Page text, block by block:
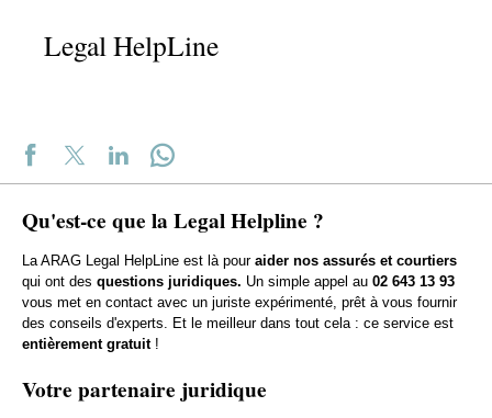
Legal HelpLine
Qu'est-ce que la Legal Helpline ?
La ARAG Legal HelpLine est là pour aider nos assurés et courtiers
qui ont des questions juridiques. Un simple appel au 02 643 13 93
vous met en contact avec un juriste expérimenté, prêt à vous fournir
des conseils d'experts. Et le meilleur dans tout cela : ce service est
entièrement gratuit !
Votre partenaire juridique